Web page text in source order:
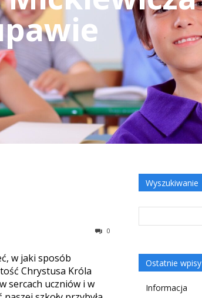
0
w jaki sposób
Chrystusa Króla
sercach uczniów i w
Wyszukiwanie
Ostatnie wpisy
Informacja